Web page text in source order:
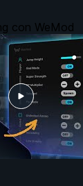
con WeMod